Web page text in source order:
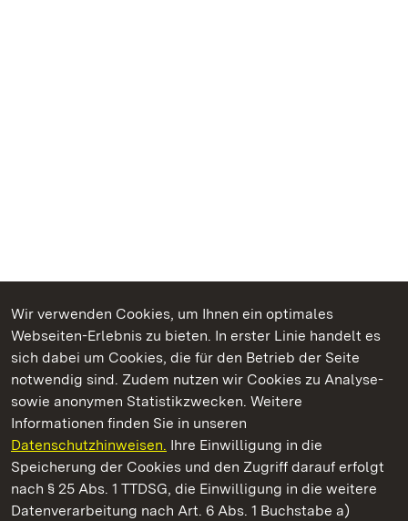
Wir verwenden Cookies, um Ihnen ein optimales
Webseiten-Erlebnis zu bieten. In erster Linie handelt es
sich dabei um Cookies, die für den Betrieb der Seite
notwendig sind. Zudem nutzen wir Cookies zu Analyse-
sowie anonymen Statistikzwecken. Weitere
Informationen finden Sie in unseren
Datenschutzhinweisen. Ihre Einwilligung in die
Speicherung der Cookies und den Zugriff darauf erfolgt
nach § 25 Abs. 1 TTDSG, die Einwilligung in die weitere
Datenverarbeitung nach Art. 6 Abs. 1 Buchstabe a)
Kommen. Staunen. Genießen.
Staatliche Schlösser und Gärten Baden‑Württemberg
Staatliche Schlösser und Gärten Baden-Württemberg